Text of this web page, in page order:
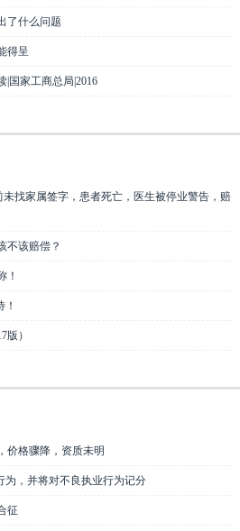
了什么问题
得呈
|国家工商总局|2016
找家属签字，患者死亡，医生被停业警告，赔
不该赔偿？
！
）
价格骤降，资质未明
为，并将对不良执业行为记分
征